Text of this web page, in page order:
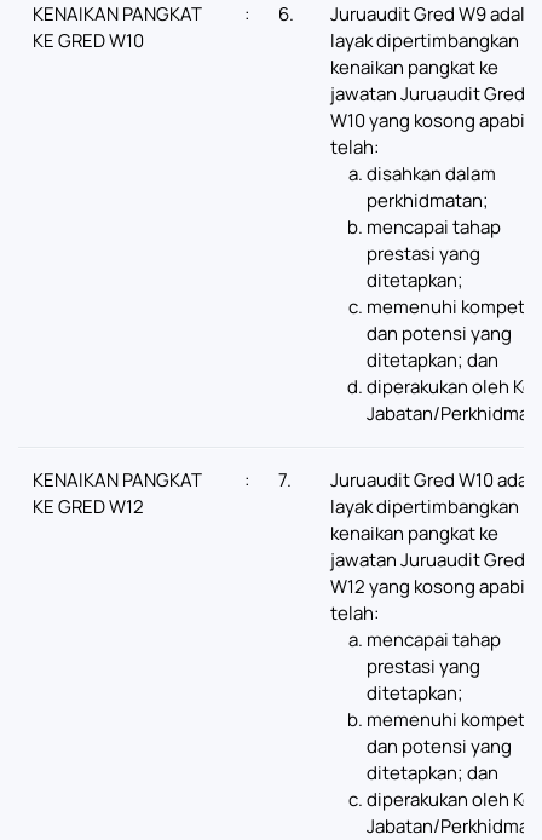
KENAIKAN PANGKAT
KE GRED W10
: 6.
Juruaudit Gred W9
layak dipertimbangkan
kenaikan pangkat ke
jawatan Juruaudit Gred
W10 yang kosong apabila
telah:
disahkan dalam
perkhidmatan;
mencapai tahap
prestasi yang
ditetapkan;
memenuhi
dan potensi yang
ditetapkan; dan
diperakukan oleh
Jabatan/
KENAIKAN PANGKAT
KE GRED W12
: 7.
Juruaudit Gred W10
layak dipertimbangkan
kenaikan pangkat ke
jawatan Juruaudit Gred
W12 yang kosong apabila
telah:
mencapai tahap
prestasi yang
ditetapkan;
memenuhi
dan potensi yang
ditetapkan; dan
diperakukan oleh
Jabatan/